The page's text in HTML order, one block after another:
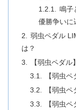
鳴子
優勝争いに
弱虫ペダル
は？
【弱虫ペダ
【弱虫
【弱虫
【弱虫